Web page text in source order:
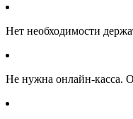
Нет необходимости
Не нужна онлайн-касса.